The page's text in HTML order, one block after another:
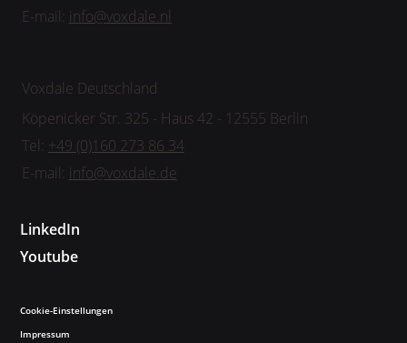
E-mail: info@voxdale.nl
Voxdale Deutschland
Köpenicker Str. 325 - Haus 42 - 12555 Berlin
Tel: +49 (0)160 273 86 34
E-mail: info@voxdale.de
Impressum
Cookie-Einstellungen
LinkedIn
Youtube